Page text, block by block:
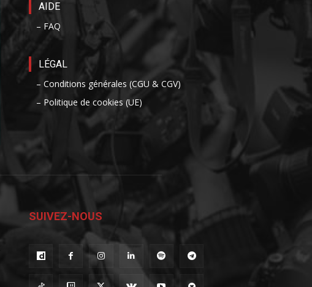
AIDE
– FAQ
LÉGAL
– Conditions générales (CGU & CGV)
– Politique de cookies (UE)
SUIVEZ-NOUS